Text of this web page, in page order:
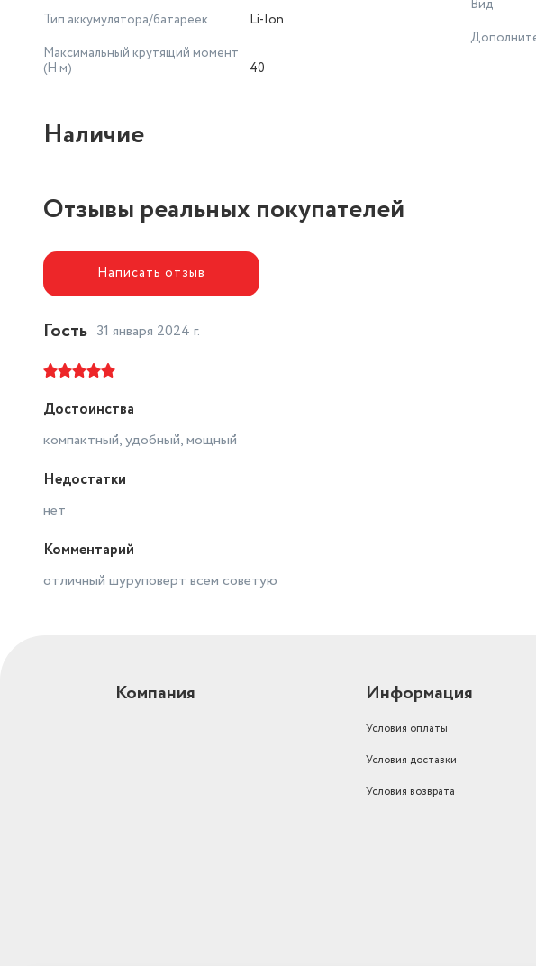
Тип аккумулятора/батареек
Li-Ion
Максимальный крутящий момент
(Н·м)
40
Вид
Наличие
Отзывы реальных покупателей
Написать отзыв
Гость 31 января 2024 г.
Достоинства
компактный, удобный, мощный
Недостатки
нет
Комментарий
отличный шуруповерт всем советую
Компания Информация
Условия оплаты
Условия доставки
Условия возврата